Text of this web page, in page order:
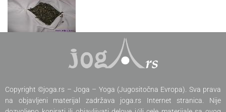
Copyright ©joga.rs – Joga – Yoga (Jugositočna Evropa). Sva prava
na objavljeni materijal zadržava joga.rs Internet stranica. Nije